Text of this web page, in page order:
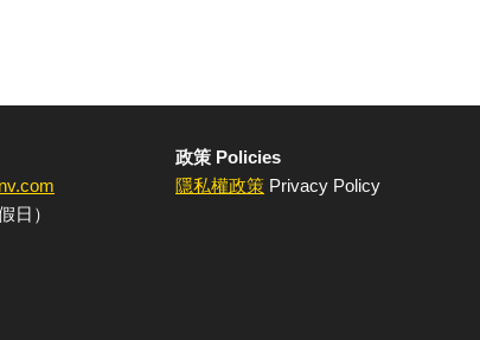
日）
政策 Policies
隱私權政策 Privacy Policy